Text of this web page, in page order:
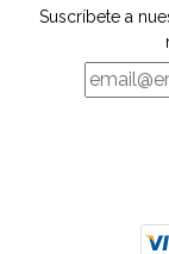
Suscríbete a